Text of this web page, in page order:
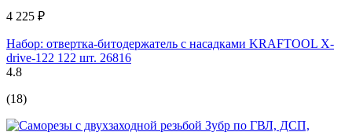
4 225 ₽
Набор: отвертка-битодержатель с насадками KRAFTOOL X-
drive-122 122 шт. 26816
4.8
(18)